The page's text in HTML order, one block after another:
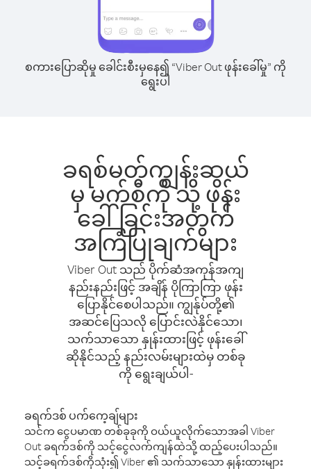
စကားပြောဆိုမှု ခေါင်းစီးမှနေ၍ “Viber Out ဖုန်းခေါ်မှု” ကို
ရွေးပါ
ခရစ်မတ်ကျွန်းဆွယ်
မှ မက်စီကို သို့ ဖုန်း
ခေါ်ခြင်းအတွက်
အကြံပြုချက်များ
Viber Out သည် ပိုက်ဆံအကုန်အကျ
နည်းနည်းဖြင့် အချိန် ပိုကြာကြာ ဖုန်း
ပြောနိုင်စေပါသည်။ ကျွန်ုပ်တို့၏
အဆင်ပြေသလို ပြောင်းလဲနိုင်သော၊
သက်သာသော နှုန်းထားဖြင့် ဖုန်းခေါ်
ဆိုနိုင်သည့် နည်းလမ်းများထဲမှ တစ်ခု
ကို ရွေးချယ်ပါ-
ခရက်ဒစ် ပက်ကေ့ချ်များ
သင်က ငွေပမာဏ တစ်ခုခုကို ဝယ်ယူလိုက်သောအခါ Viber
Out ခရက်ဒစ်ကို သင့်ငွေလက်ကျန်ထဲသို့ ထည့်ပေးပါသည်။
သင့်ခရက်ဒစ်ကိုသုံး၍ Viber ၏ သက်သာသော နှုန်းထားများ